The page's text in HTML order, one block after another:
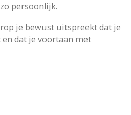
persoonlijk.
je bewust uitspreekt dat je
dat je voortaan met